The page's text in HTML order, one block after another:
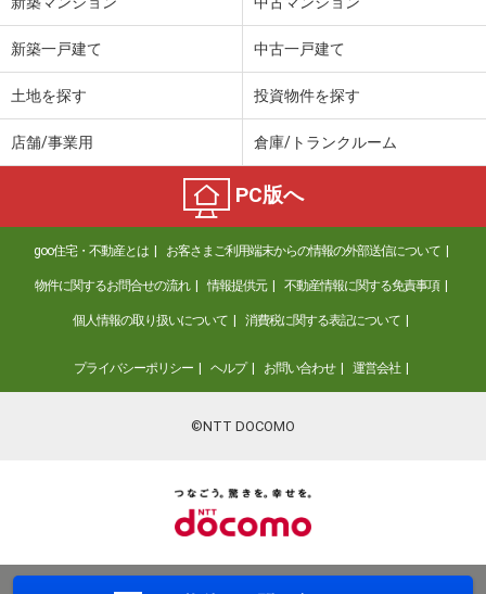
新築一戸建て 中古一戸建て
土地を探す 投資物件を探す
店舗/事業用 倉庫/トランクルーム
PC版へ
goo住宅・不動産とは お客さまご利用端末からの情報の外部送信について
物件に関するお問合せの流れ 情報提供元 不動産情報に関する免責事項
個人情報の取り扱いについて 消費税に関する表記について
プライバシーポリシー ヘルプ お問い合わせ 運営会社
©NTT DOCOMO